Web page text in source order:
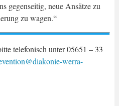
gegenseitig, neue Ansätze zu
zu wagen.“
telefonisch unter 05651 – 33
werra-